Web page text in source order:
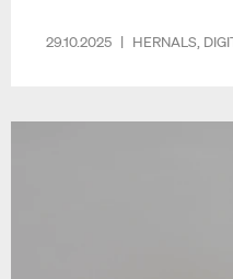
29.10.2025 | HERNALS